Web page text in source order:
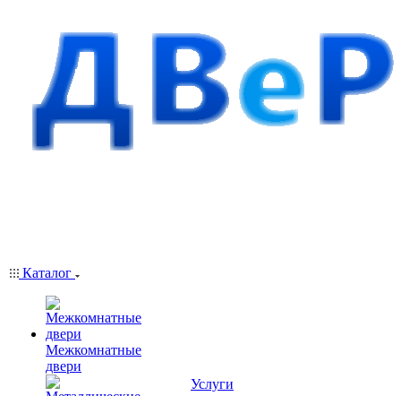
Каталог
Межкомнатные
двери
Услуги